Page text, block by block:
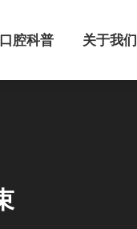
口腔科普 关于我们